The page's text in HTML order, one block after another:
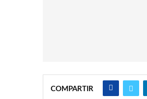
COMPARTIR